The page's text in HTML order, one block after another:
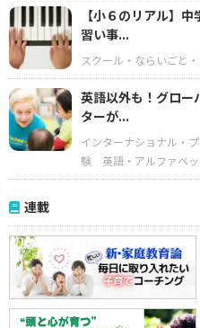
【小６のリアル】
習い事...
スクール・ならいごと
英語以外も！グロー
ターが...
インターナショナル・
験
英語・アルファベッ
連載